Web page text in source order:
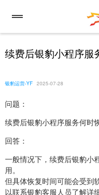
续费后银豹小程序服
银豹运营-YF 2025-07-28
问题：
续费后银豹小程序服务何时
回答：
一般情况下，续费后银豹小
用。
但具体恢复时间可能会受到
以联系银豹客服人员了解详